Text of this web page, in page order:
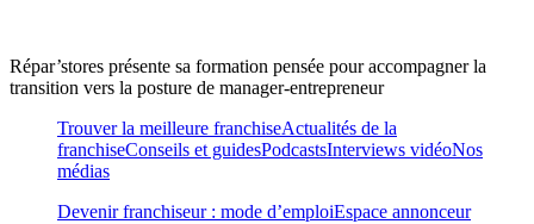
Répar’stores présente sa formation pensée pour accompagner la
transition vers la posture de manager-entrepreneur
Trouver la meilleure franchiseActualités de la
franchiseConseils et guidesPodcastsInterviews vidéoNos
médias
Devenir franchiseur : mode d’emploiEspace annonceur